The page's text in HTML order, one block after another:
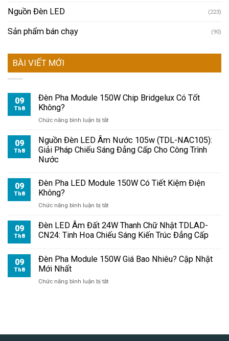
Nguồn Đèn LED (223)
Sản phẩm bán chạy (90)
BÀI VIẾT MỚI
09
Th8
Đèn Pha Module 150W Chip Bridgelux Có Tốt
Không?
Chức năng bình luận bị tắtở
Pha
Module
150W
Có
09
Th8
Nguồn Đèn LED Âm Nước 105w (TDL-NAC105):
Giải Pháp Chiếu Sáng Đẳng Cấp Cho Công Trình
Nước
09
Th8
Đèn Pha LED Module 150W Có Tiết Kiệm Điện
Không?
Chức năng bình luận bị tắtở
Pha
LED
Có
09
Th8
Đèn LED Âm Đất 24W Thanh Chữ Nhật TDLAD-
CN24: Tinh Hoa Chiếu Sáng Kiến Trúc Đẳng Cấp
09
Th8
Đèn Pha Module 150W Giá Bao Nhiêu? Cập Nhật
Mới Nhất
Chức năng bình luận bị tắtở
Bao